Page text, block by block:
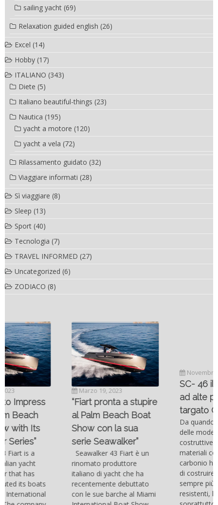
sailing yacht (69)
Relaxation guided english (26)
Excel (14)
Hobby (17)
ITALIANO (343)
Diete (5)
Italiano beautiful-things (23)
Nautica (195)
yacht a motore (120)
yacht a vela (72)
Rilassamento guidato (32)
Viaggiare informati (28)
Sì viaggiare (8)
Sleep (13)
Sport (40)
Tecnologia (7)
TRAVEL INFORMED (27)
Uncategorized (6)
ZODIACO (8)
“Fiart pronta a stupire
al Palm Beach Boat
Show con la sua
serie Seawalker”
Seawalker 43 Fiart è un
rinomato produttore
italiano di yacht che ha
recentemente debuttato
con le sue barche al Miami
Novembre 6, 2022
SC- 46 il catamarano
ad alte prestazioni
targato Outerlimits.
Da quando lo sviluppo
delle moderne tecnologie
costruttive e dei nuovi
materiali come la fibra di
carbonio hanno consentito
di costruire catamarani
sempre più belli, compatti,
resistenti, leggeri e